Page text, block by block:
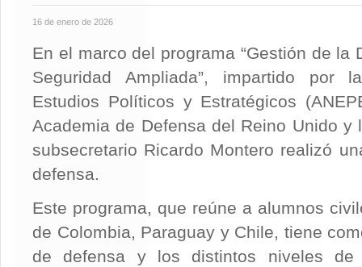
16 de enero de 2026
En el marco del programa “Gestión de la
Seguridad Ampliada”, impartido por
Estudios Políticos y Estratégicos
Academia de Defensa del Reino Unido y
subsecretario Ricardo Montero realizó
defensa.
Este programa, que reúne a alumnos
de Colombia, Paraguay y Chile, tiene
de defensa y los distintos niveles de